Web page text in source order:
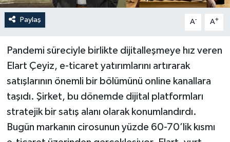
Paylaş A- A+
Pandemi süreciyle birlikte dijitalleşmeye hız veren
Elart Çeyiz, e-ticaret yatırımlarını artırarak
satışlarının önemli bir bölümünü online kanallara
taşıdı. Şirket, bu dönemde dijital platformları
stratejik bir satış alanı olarak konumlandırdı.
Bugün markanın cirosunun yüzde 60-70’lik kısmı